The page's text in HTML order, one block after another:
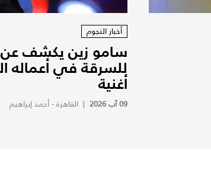
أخبار النجوم
سامو زين يكشف
أغنية
09 آب 2026 |القاهرة - أحمد إبراهيم